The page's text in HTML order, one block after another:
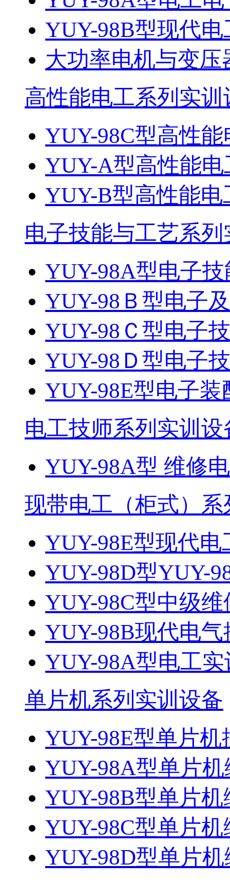
YUY-98B型现代
大功率电机与变
高性能电工系列实训
YUY-98C型高性
YUY-A型高性能
YUY-B型高性能
电子技能与工艺系
YUY-98A型电子
YUY-98Ｂ型电子
YUY-98Ｃ型电子
YUY-98Ｄ型电子
YUY-98E型电子
电工技师系列实训设
YUY-98A型 维修
现带电工（柜式）
YUY-98E型现代
YUY-98D型YUY-
YUY-98C型中级
YUY-98B现代电
YUY-98A型电工
单片机系列实训设备
YUY-98E型单片
YUY-98A型单片
YUY-98B型单片
YUY-98C型单片
YUY-98D型单片